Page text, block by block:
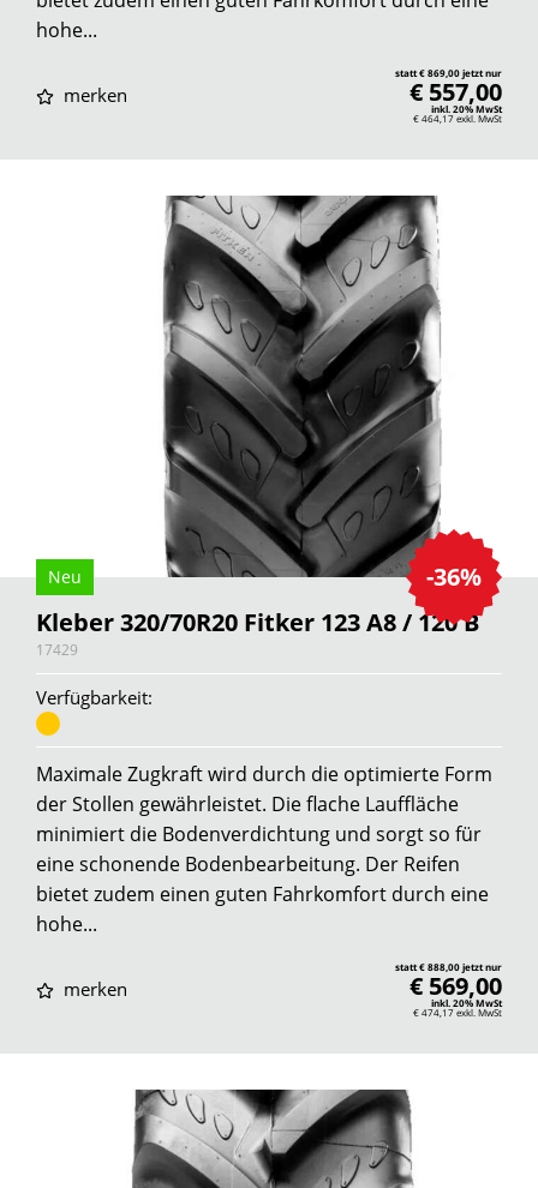
hohe...
merken
statt € 869,00 jetzt nur
€ 557,00
inkl. 20% MwSt
€ 464,17exkl. MwSt
-36%
Neu
Kleber 320/70R20 Fitker 123 A8 / 120 B
17429
Verfügbarkeit:
Maximale Zugkraft wird durch die optimierte Form
der Stollen gewährleistet. Die flache Lauffläche
minimiert die Bodenverdichtung und sorgt so für
eine schonende Bodenbearbeitung. Der Reifen
bietet zudem einen guten Fahrkomfort durch eine
hohe...
merken
statt € 888,00 jetzt nur
€ 569,00
inkl. 20% MwSt
€ 474,17exkl. MwSt